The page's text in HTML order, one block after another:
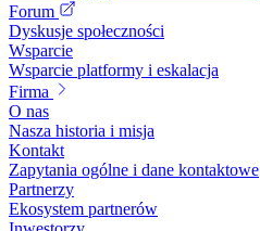
Forum
Dyskusje społeczności
Wsparcie
Wsparcie platformy i eskalacja
Firma
O nas
Nasza historia i misja
Kontakt
Zapytania ogólne i dane kontaktowe
Partnerzy
Ekosystem partnerów